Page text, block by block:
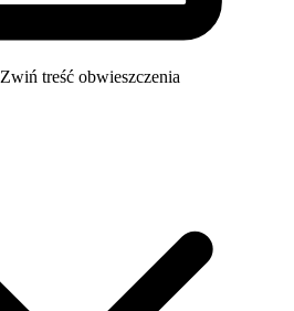
Zwiń treść obwieszczenia